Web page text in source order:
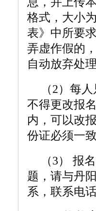
格式，大小
表》中所要
弄虚作假的
自动放弃处
（2）每
不得更改报
内，可以改
份证必须一
（3） 报
题，请与丹
系，联系电